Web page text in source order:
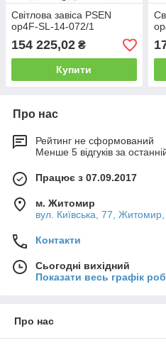
Світлова завіса PSEN
op4F-SL-14-072/1
154 225,02 ₴
Купити
Про нас
Рейтинг не сформований
Менше 5 відгуків за
Працює з 07.09.2017
м. Житомир
вул. Київська, 77, Житомир,
Контакти
Сьогодні вихідний
Показати весь графік
Про нас